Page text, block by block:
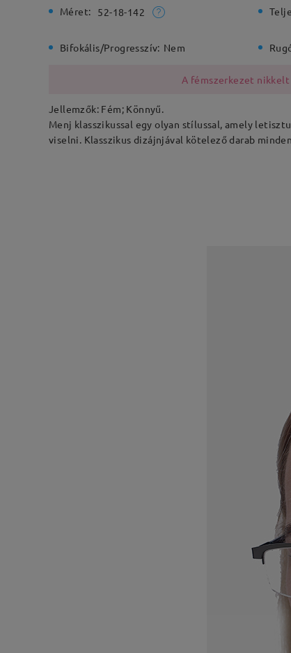
Méret: 52-18-142
Bifokális/Progresszív: Nem
A fémszerkezet nikkelt
Jellemzők: Fém; Könnyű.
Menj klasszikussal egy olyan stílussal, amely
viselni. Klasszikus dizájnjával kötelező darab